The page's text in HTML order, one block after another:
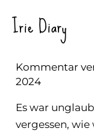
Inhalt
Irie Diary
1.
Kommentar
2024
Es war
vergessen, wie